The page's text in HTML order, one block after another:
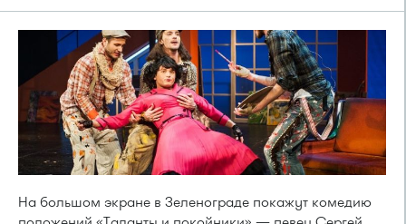
На большом экране в Зеленограде покажут комедию